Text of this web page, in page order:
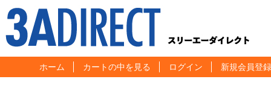
ホーム カートの中を見る ログイン 新規会員登録